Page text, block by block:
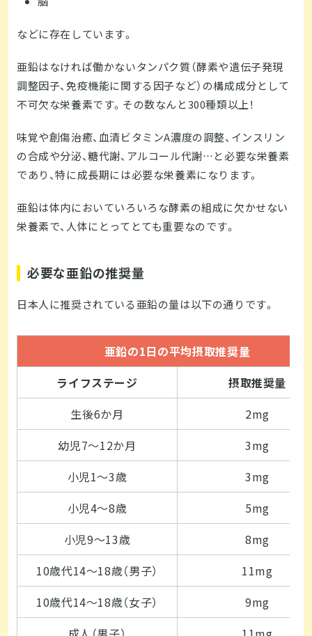
などに存在しています。
亜鉛はなければ働かないタンパク質（酵素や遺伝子発現
調整因子、免疫機能に関する因子など）の構成成分として
不可欠な栄養素です。その数なんと300種類以上！
味覚や創傷治癒、血清ビタミンA濃度の調整、インスリン
の合成や分泌、糖代謝、アルコール代謝…と必要な栄養素
であり、特に成長期には必要な栄養素になります。
亜鉛は体内においていろいろな酵素の組成に欠かせない
栄養素で、人体にとってとても重要なのです。
必要な亜鉛の推奨量
日本人に推奨されている亜鉛の量は以下の通りです。
亜鉛の1日の平均摂取推奨量
ライフステージ
摂取推奨量
生後6か月
2mg
幼児7～12か月
3mg
小児1～3歳
3mg
小児4～8歳
5mg
小児9～13歳
8mg
10歳代14～18歳（男子）
11mg
10歳代14～18歳（女子）
9mg